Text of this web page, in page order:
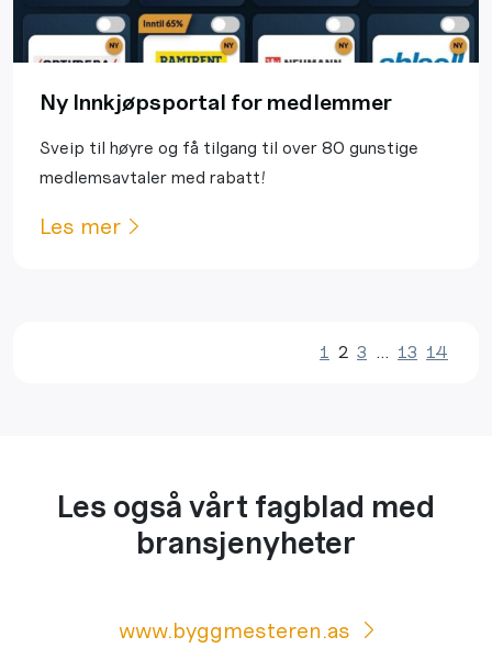
Ny Innkjøpsportal for medlemmer
Sveip til høyre og få tilgang til over 80 gunstige
medlemsavtaler med rabatt!
Les mer
1 2 3 … 13 14
Les også vårt fagblad med
bransjenyheter
www.byggmesteren.as